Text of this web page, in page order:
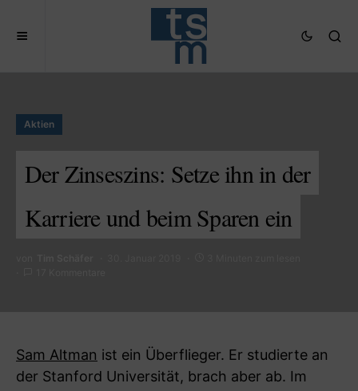
Aktien
Der Zinseszins: Setze ihn in der
Karriere und beim Sparen ein
Sam Altman ist ein Überflieger. Er studierte an
der Stanford Universität, brach aber ab. Im